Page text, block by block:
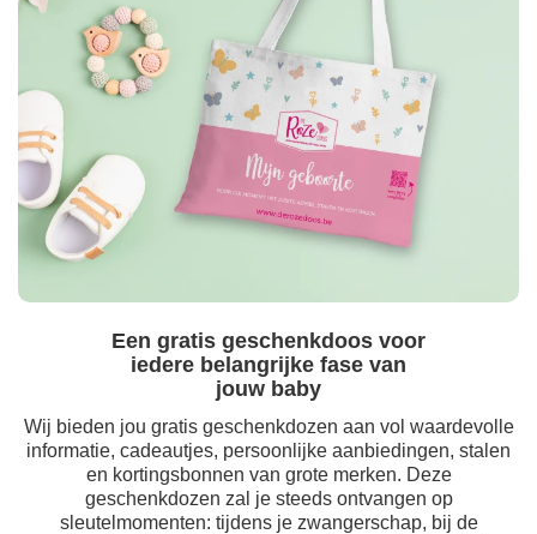
Een gratis geschenkdoos voor
iedere belangrijke fase van
jouw baby
Wij bieden jou gratis geschenkdozen aan vol waardevolle
informatie, cadeautjes, persoonlijke aanbiedingen, stalen
en kortingsbonnen van grote merken. Deze
geschenkdozen zal je steeds ontvangen op
sleutelmomenten: tijdens je zwangerschap, bij de